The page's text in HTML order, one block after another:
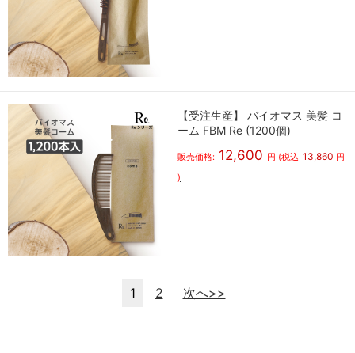
【受注生産】 バイオマス 美髪 コ
ーム FBM Re (1200個)
販売価格: 12,600 円 (税込 13,860 円
)
1 2 次へ>>